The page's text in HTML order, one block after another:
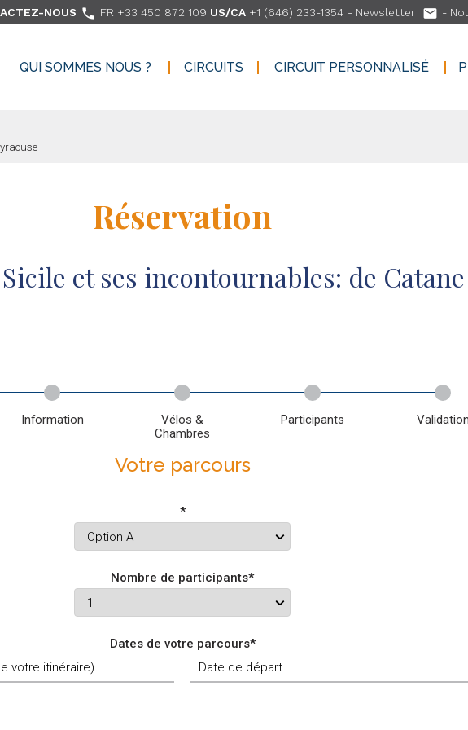
NOUS  FR +33 450 872 109 US/CA +1 (646) 233-1354 - Newsletter  -
QUI SOMMES NOUS ? CIRCUITS CIRCUIT PERSONNALISÉ
Réservation
et ses incontournables: de
Vos informations Vélo et hébergement Participants Validation
Votre parcours
*
Nombre de participants*
Dates de votre parcours*